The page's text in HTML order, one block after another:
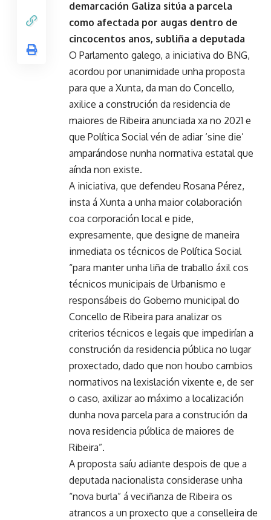
demarcación Galiza sitúa a parcela
como afectada por augas dentro de
cincocentos anos, subliña a deputada
O Parlamento galego, a iniciativa do BNG,
acordou por unanimidade unha proposta
para que a Xunta, da man do Concello,
axilice a construción da residencia de
maiores de Ribeira anunciada xa no 2021 e
que Política Social vén de adiar ‘sine die’
amparándose nunha normativa estatal que
aínda non existe.
A iniciativa, que defendeu Rosana Pérez,
insta á Xunta a unha maior colaboración
coa corporación local e pide,
expresamente, que designe de maneira
inmediata os técnicos de Política Social
“para manter unha liña de traballo áxil cos
técnicos municipais de Urbanismo e
responsábeis do Goberno municipal do
Concello de Ribeira para analizar os
criterios técnicos e legais que impedirían a
construción da residencia pública no lugar
proxectado, dado que non houbo cambios
normativos na lexislación vixente e, de ser
o caso, axilizar ao máximo a localización
dunha nova parcela para a construción da
nova residencia pública de maiores de
Ribeira”.
A proposta saíu adiante despois de que a
deputada nacionalista considerase unha
“nova burla” á veciñanza de Ribeira os
atrancos a un proxecto que a conselleira de